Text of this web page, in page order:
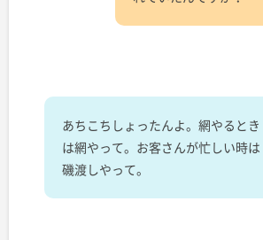
あちこちしょったんよ。網やるとき
は網やって。お客さんが忙しい時は
磯渡しやって。